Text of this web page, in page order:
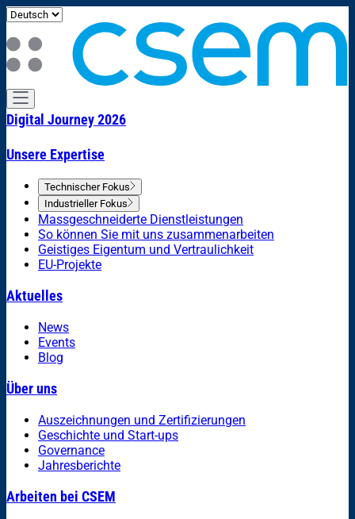
Digital Journey 2026
Unsere Expertise
Technischer Fokus
Industrieller Fokus
Massgeschneiderte Dienstleistungen
So können Sie mit uns zusammenarbeiten
Geistiges Eigentum und Vertraulichkeit
EU-Projekte
Aktuelles
News
Events
Blog
Über uns
Auszeichnungen und Zertifizierungen
Geschichte und Start-ups
Governance
Jahresberichte
Arbeiten bei CSEM